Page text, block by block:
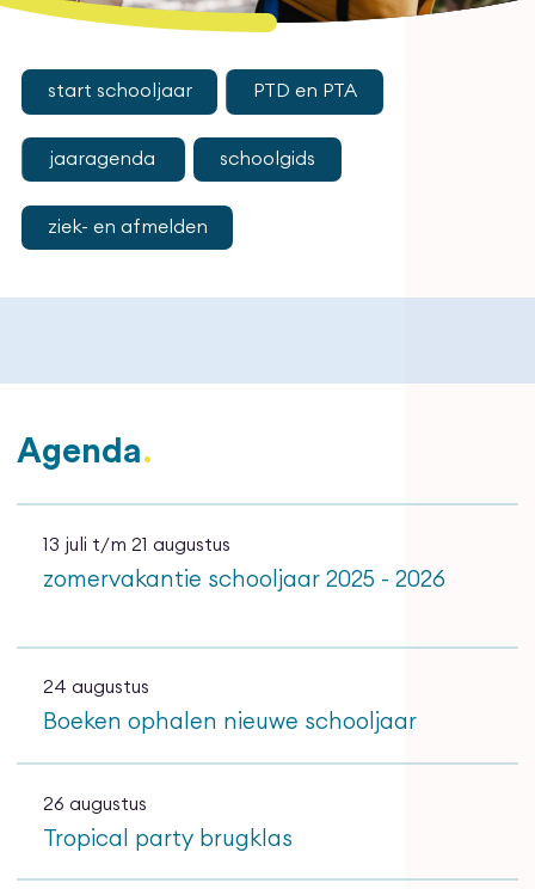
start schooljaar PTD en PTA
jaaragenda schoolgids
ziek- en afmelden
Agenda
13 juli t/m 21 augustus
zomervakantie schooljaar 2025 - 2026
24 augustus
Boeken ophalen nieuwe schooljaar
26 augustus
Tropical party brugklas